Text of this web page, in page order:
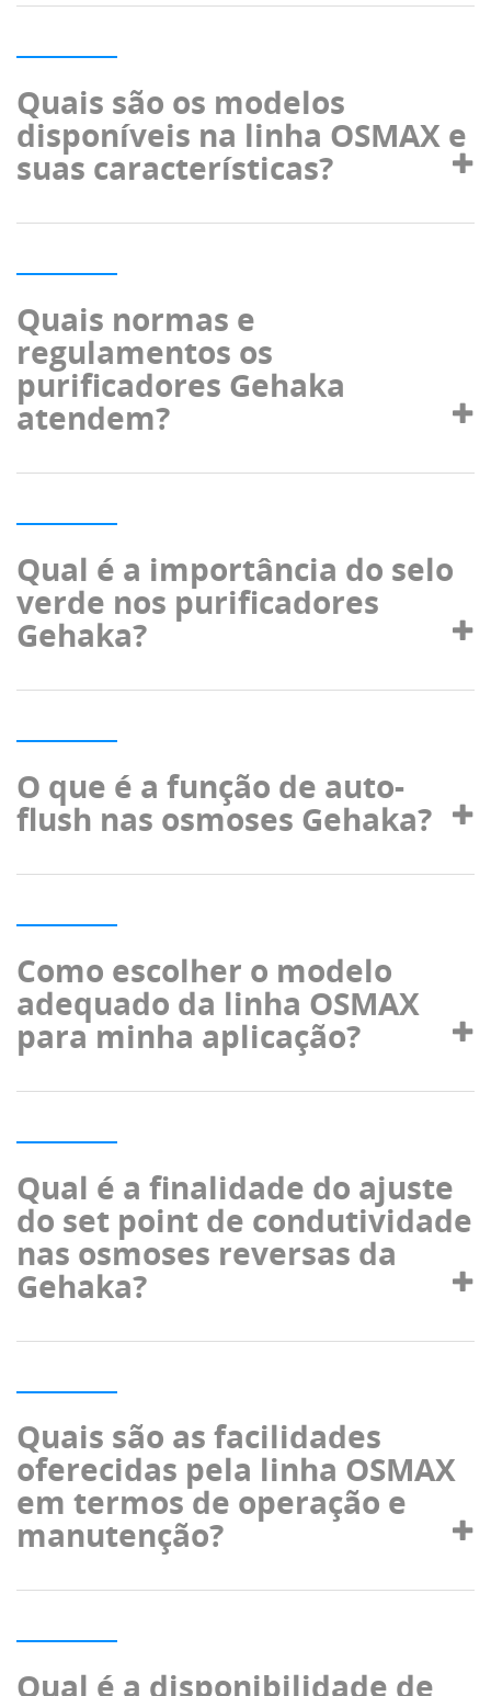
Quais são os modelos
disponíveis na linha OSMAX e
suas características?
Quais normas e
regulamentos os
purificadores Gehaka
atendem?
Qual é a importância do selo
verde nos purificadores
Gehaka?
O que é a função de auto-
flush nas osmoses Gehaka?
Como escolher o modelo
adequado da linha OSMAX
para minha aplicação?
Qual é a finalidade do ajuste
do set point de condutividade
nas osmoses reversas da
Gehaka?
Quais são as facilidades
oferecidas pela linha OSMAX
em termos de operação e
manutenção?
Qual é a disponibilidade de